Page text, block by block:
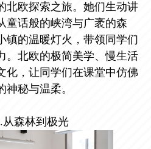
北欧探索之旅。她们生动讲
童话般的峡湾与广袤的森
镇的温暖灯火，带领同学们
。北欧的极简美学、慢生活
化，让同学们在课堂中仿佛
秘与温柔。
从森林到极光